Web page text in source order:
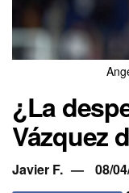
¿La
Vázquez
Javier F. 08/